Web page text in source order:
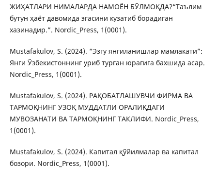
ЖИҲАТЛАРИ НИМАЛАРДА НАМОЁН БЎЛМОҚДА?“Таълим
бутун ҳаёт давомида эгасини кузатиб борадиган
хазинадир.”. Nordic_Press, 1(0001).
Mustafakulov, S. (2024). “Эзгу янгиланишлар мамлакати”:
Янги Ўзбекистоннинг уриб турган юрагига бахшида асар.
Nordic_Press, 1(0001).
Mustafakulov, S. (2024). РАҚОБАТЛАШУВЧИ ФИРМА ВА
ТАРМОҚНИНГ УЗОҚ МУДДАТЛИ ОРАЛИҚДАГИ
МУВОЗАНАТИ ВА ТАРМОҚНИНГ ТАКЛИФИ. Nordic_Press,
1(0001).
Mustafakulov, S. (2024). Капитал қўйилмалар ва капитал
бозори. Nordic_Press, 1(0001).